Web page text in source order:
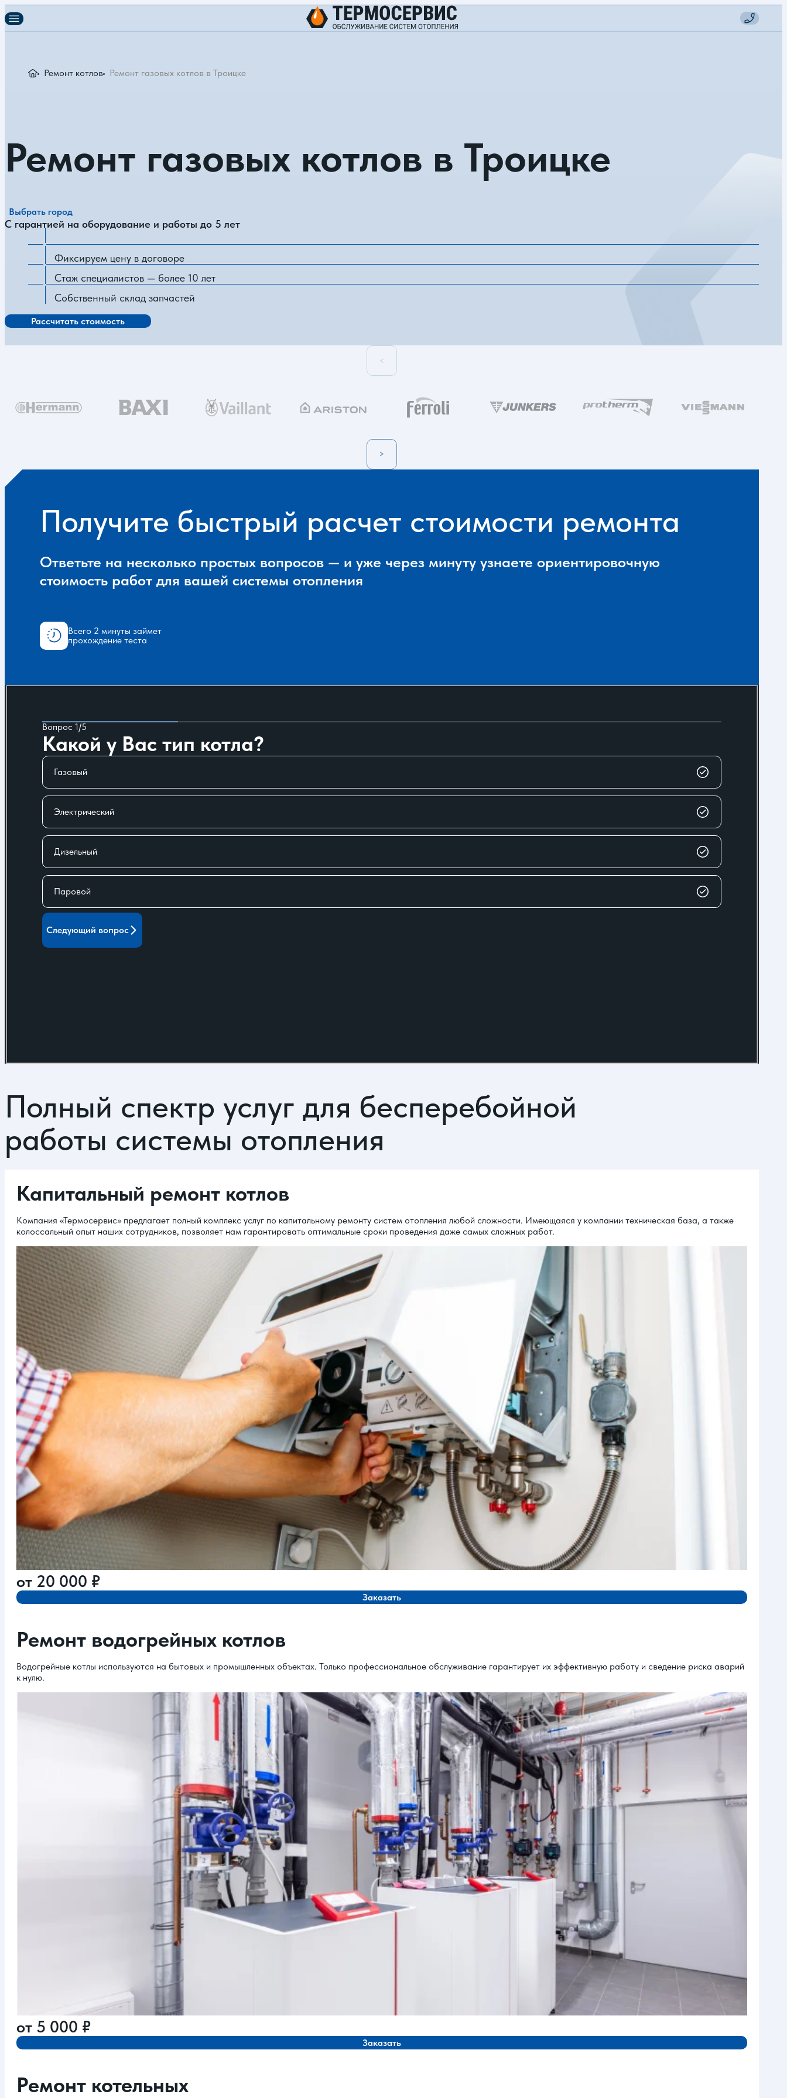
Ремонт котлов Ремонт газовых котлов в Троицке
Ремонт газовых котлов в Троицке
Выбрать город
С гарантией на оборудование и работы до 5 лет
Фиксируем цену в договоре
Стаж специалистов — более 10 лет
Собственный склад запчастей
Рассчитать стоимость
<
>
Получите быстрый расчет стоимости ремонта
Ответьте на несколько простых вопросов — и уже через минуту узнаете ориентировочную
стоимость работ для вашей системы отопления
Всего 2 минуты займет
прохождение теста
Вопрос 1/5
Какой у Вас тип котла?
Газовый
Электрический
Дизельный
Паровой
Следующий вопрос
Полный спектр услуг для бесперебойной
работы системы отопления
Капитальный ремонт котлов
Компания «Термосервис» предлагает полный комплекс услуг по капитальному ремонту систем отопления любой сложности. Имеющаяся у компании техническая база, а также
колоссальный опыт наших сотрудников, позволяет нам гарантировать оптимальные сроки проведения даже самых сложных работ.
от 20 000 ₽
Заказать
Ремонт водогрейных котлов
Водогрейные котлы используются на бытовых и промышленных объектах. Только профессиональное обслуживание гарантирует их эффективную работу и сведение риска аварий
к нулю.
от 5 000 ₽
Заказать
Ремонт котельных